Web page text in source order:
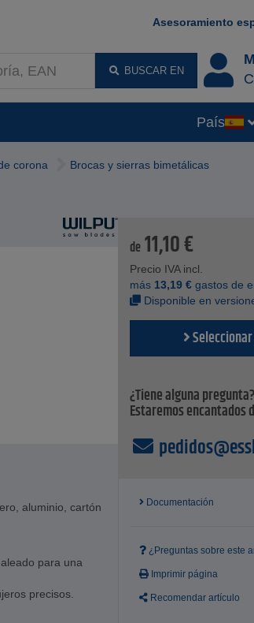
Asesoramiento
BUSCAR EN
País
corona
Brocas y sierras bimetálicas
aluminio, cartón
para una
precisos.
de 11,10€
Precio IVA incl.
más 13,19 € gastos de
Disponible en
¿Tiene alguna pregunta?
Estaremos encantados
Documentación
¿Preguntas sobre este
Imprimir página
Recomendar artículo